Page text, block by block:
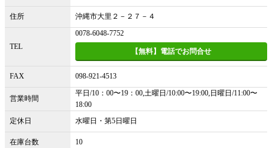
住所 沖縄市大里２－２７－４
TEL
0078-6048-7752
【無料】電話でお問合せ
FAX 098-921-4513
営業時間
平日/10：00〜19：00,土曜日/10:00〜19:00,日曜日/11:00〜
18:00
定休日
水曜日・第5日曜日
在庫台数 10